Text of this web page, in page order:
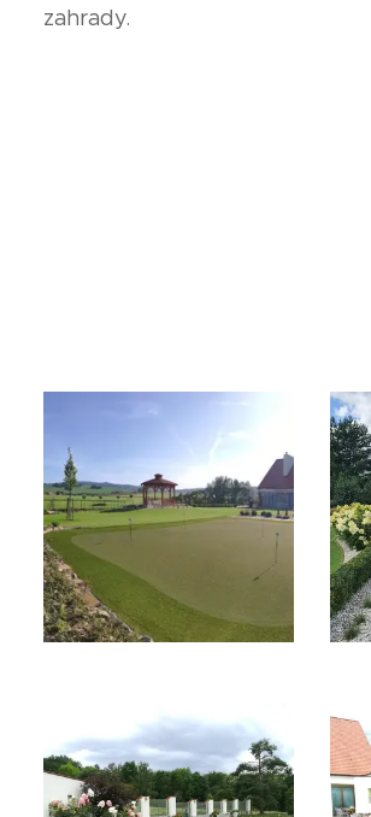
zahrady.